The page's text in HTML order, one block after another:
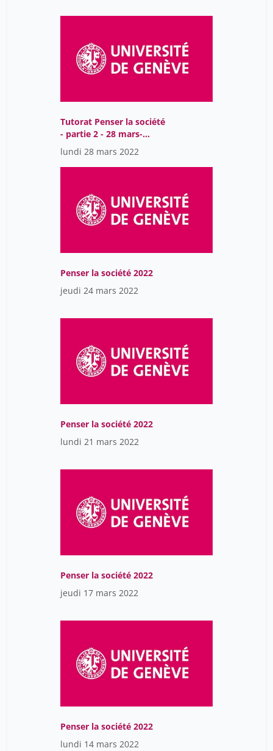
Tutorat Penser la société
- partie 2 - 28 mars-
GMT2022-03-
28T09:55:26Z
lundi 28 mars 2022
Penser la société 2022
jeudi 24 mars 2022
Penser la société 2022
lundi 21 mars 2022
Penser la société 2022
jeudi 17 mars 2022
Penser la société 2022
lundi 14 mars 2022